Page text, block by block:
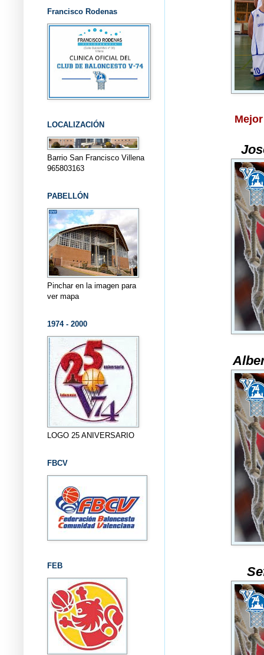
Francisco Rodenas
LOCALIZACIÓN
Barrio San Francisco Villena
965803163
PABELLÓN
Pinchar en la imagen para
ver mapa
1974 - 2000
LOGO 25 ANIVERSARIO
FBCV
FEB